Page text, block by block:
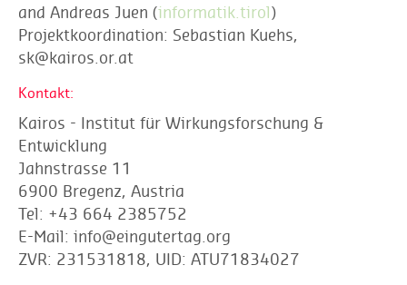
and Andreas Juen (informatik.tirol)
Projektkoordination: Sebastian Kuehs,
sk@kairos.or.at
Kontakt:
Kairos - Institut für Wirkungsforschung &
Entwicklung
Jahnstrasse 11
6900 Bregenz, Austria
Tel: +43 664 2385752
E-Mail: info@eingutertag.org
ZVR: 231531818, UID: ATU71834027